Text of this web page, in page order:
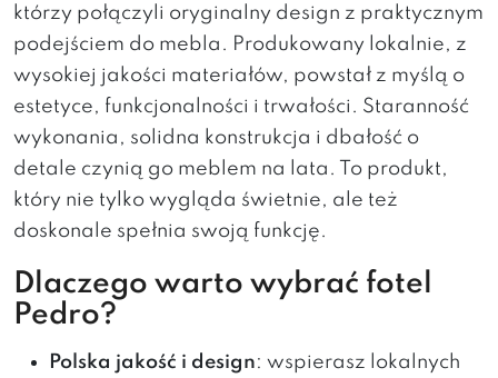
którzy połączyli oryginalny design z praktycznym
podejściem do mebla. Produkowany lokalnie, z
wysokiej jakości materiałów, powstał z myślą o
estetyce, funkcjonalności i trwałości. Staranność
wykonania, solidna konstrukcja i dbałość o
detale czynią go meblem na lata. To produkt,
który nie tylko wygląda świetnie, ale też
doskonale spełnia swoją funkcję.
Dlaczego warto wybrać fotel
Pedro?
Polska jakość i design: wspierasz lokalnych